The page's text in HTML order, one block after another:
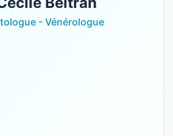
- Vénérologue